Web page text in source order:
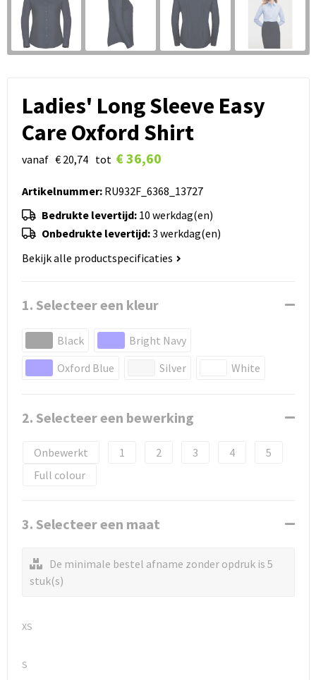
Ladies' Long Sleeve Easy
Care Oxford Shirt
vanaf € 20,74 tot € 36,60
Artikelnummer:RU932F_6368_13727
Bedrukte levertijd: 10 werkdag(en)
Onbedrukte levertijd:3 werkdag(en)
Bekijk alle productspecificaties
1. Selecteer een kleur
Black
Bright Navy
Oxford Blue
Silver White
2. Selecteer een bewerking
Onbewerkt 1 2 3 4
5
Full colour
3. Selecteer een maat
De minimale bestel afname zonder opdruk is 5
stuk(s)
XS
S